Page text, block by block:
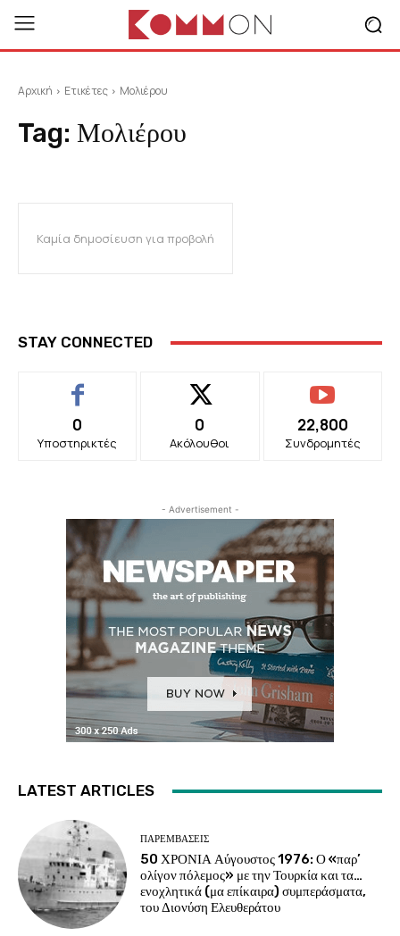
Αρχική Ετικέτες Μολιέρου
Tag: Μολιέρου
Καμία δημοσίευση για προβολή
STAY CONNECTED
0
Υποστηρικτές
0
Ακόλουθοι
22,800
Συνδρομητές
- Advertisement -
LATEST ARTICLES
ΠΑΡΕΜΒΑΣΕΙΣ
50 ΧΡΟΝΙΑ Αύγουστος 1976: Ο «παρ’
ολίγον πόλεμος» με την Τουρκία και τα…
ενοχλητικά (μα επίκαιρα) συμπεράσματα,
του Διονύση Ελευθεράτου